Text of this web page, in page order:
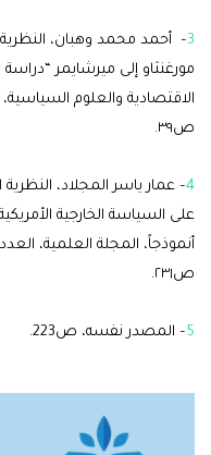
3– أحمد محمد وهبان،
مورغنثاو إلى ميرشايمر “دراسة
ص٣٩.
4– عمار ياسر المجلاد،
ص٢٣١.
5– المصدر نفسه، ص223.